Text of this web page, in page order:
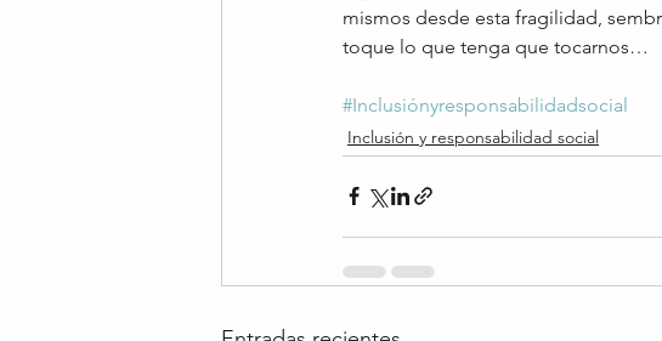
mismos desde esta fragilidad,
toque lo que tenga que tocarnos…
#Inclusiónyresponsabilidadsocial
Inclusión y responsabilidad social